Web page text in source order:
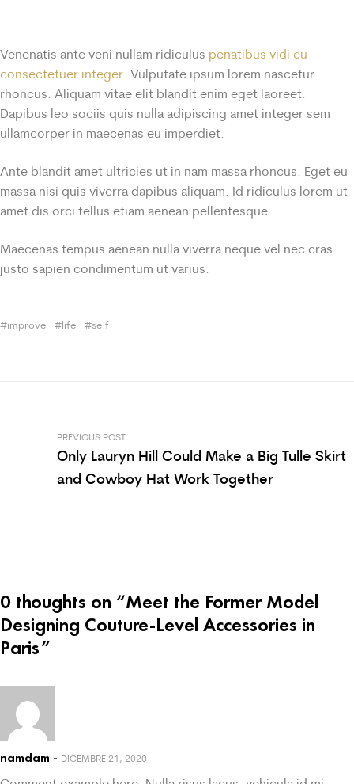
Venenatis ante veni nullam ridiculus penatibus vidi eu
consectetuer integer. Vulputate ipsum lorem nascetur
rhoncus. Aliquam vitae elit blandit enim eget laoreet.
Dapibus leo sociis quis nulla adipiscing amet integer sem
ullamcorper in maecenas eu imperdiet.
Ante blandit amet ultricies ut in nam massa rhoncus. Eget eu
massa nisi quis viverra dapibus aliquam. Id ridiculus lorem ut
amet dis orci tellus etiam aenean pellentesque.
Maecenas tempus aenean nulla viverra neque vel nec cras
justo sapien condimentum ut varius.
improve life self
PREVIOUS POST
Only Lauryn Hill Could Make a Big Tulle Skirt
and Cowboy Hat Work Together
0 thoughts on “Meet the Former Model
Designing Couture-Level Accessories in
Paris”
namdam DICEMBRE 21, 2020